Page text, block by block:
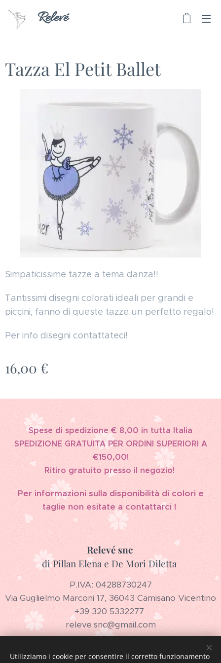
Relevé
Tazza El Petit Ballet
Simpaticissime tazze a tema danza!!
Tantissimi disegni colorati ideali per grandi e
piccini, fanno di queste tazze un perfetto regalo!
Per info disegni contattateci!
16,00 €
Spese di spedizione € 8,00 in tutta Italia
SPEDIZIONE GRATUITA PER ORDINI SUPERIORI A
€150,00!
Ritiro gratuito presso il negozio!
Per informazioni sulla disponibilità di colori e
taglie non esitate a contattarci !
Relevé snc
di Pillan Elena e De Mori Diletta
P.IVA: 04288730247
Via Guglielmo Marconi 17, 36043 Camisano Vicentino
+39 320 5332277
releve.snc@gmail.com
Utilizziamo i cookie per consentire il corretto funzionamento